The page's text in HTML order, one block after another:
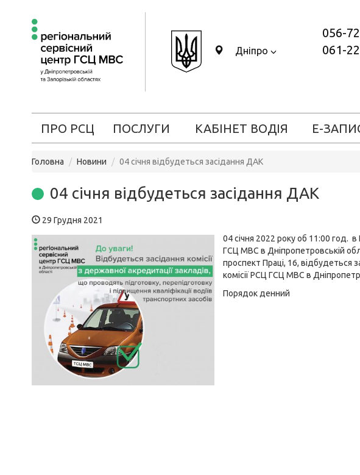
Дніпро
056-
061-
ПРО РСЦ ПОСЛУГИ КАБІНЕТ ВОДІЯ Е-
Головна Новини 04 січня відбудеться засідання ДАК
04 січня відбудеться засідання ДАК
29 Грудня 2021
04 січня 2022 року об 11:00 год.
ГСЦ МВС в Дніпропетровській
проспект Праці, 16, відбудеться
комісії РСЦ ГСЦ МВС в
Порядок денний